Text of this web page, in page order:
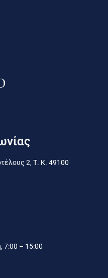
2, Τ. Κ. 49100
7:00 – 15:00